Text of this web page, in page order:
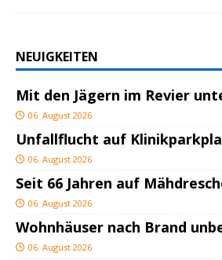
NEUIGKEITEN
Mit den Jägern im Revier
06. August 2026
Unfallflucht auf
06. August 2026
Seit 66 Jahren auf
06. August 2026
Wohnhäuser nach Brand
06. August 2026